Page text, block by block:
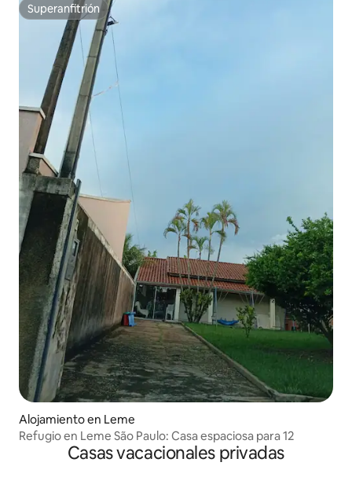
Superanfitrión
Superanfitrión
Alojamiento en Leme
Refugio en Leme São Paulo: Casa espaciosa para 12
Casas vacacionales privadas